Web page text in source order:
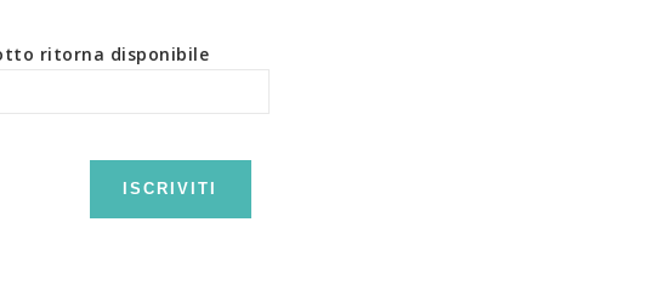
ritorna disponibile
ISCRIVITI